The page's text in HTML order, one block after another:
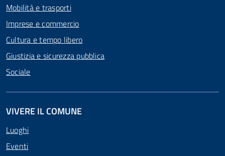
Mobilità e trasporti
Imprese e commercio
Cultura e tempo libero
Giustizia e sicurezza pubblica
Sociale
VIVERE IL COMUNE
Luoghi
Eventi